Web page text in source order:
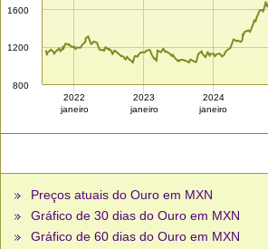
800
1200
1600
2022
janeiro
2023
janeiro
2024
janeiro
Preços atuais do Ouro em MXN
Gráfico de 30 dias do Ouro em MXN
Gráfico de 60 dias do Ouro em MXN